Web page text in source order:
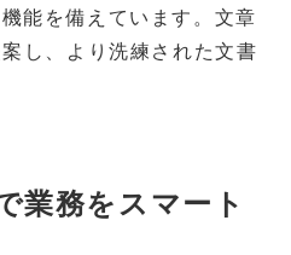
能を備えています。文章
し、より洗練された文書
業務をスマート